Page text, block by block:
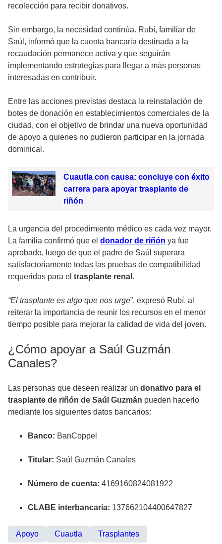
recolección para recibir donativos.
Sin embargo, la necesidad continúa. Rubí, familiar de
Saúl, informó que la cuenta bancaria destinada a la
recaudación permanece activa y que seguirán
implementando estrategias para llegar a más personas
interesadas en contribuir.
Entre las acciones previstas destaca la reinstalación de
botes de donación en establecimientos comerciales de la
ciudad, con el objetivo de brindar una nueva oportunidad
de apoyo a quienes no pudieron participar en la jornada
dominical.
Cuautla con causa: concluye con éxito
carrera para apoyar trasplante de
riñón
La urgencia del procedimiento médico es cada vez mayor.
La familia confirmó que el donador de riñón ya fue
aprobado, luego de que el padre de Saúl superara
satisfactoriamente todas las pruebas de compatibilidad
requeridas para el trasplante renal .
“El trasplante es algo que nos urge”, expresó Rubí, al
reiterar la importancia de reunir los recursos en el menor
tiempo posible para mejorar la calidad de vida del joven.
¿Cómo apoyar a Saúl Guzmán
Canales?
Las personas que deseen realizar un donativo para el
trasplante de riñón de Saúl Guzmán pueden hacerlo
mediante los siguientes datos bancarios:
Banco: BanCoppel
Titular: Saúl Guzmán Canales
Número de cuenta: 4169160824081922
CLABE interbancaria: 137662104400647827
Apoyo Cuautla Trasplantes